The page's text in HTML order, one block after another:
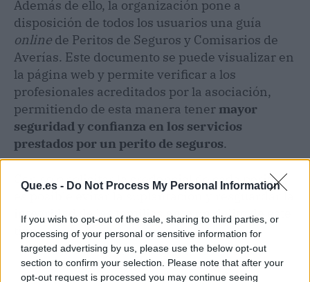
Que.es - Do Not Process My Personal Information
If you wish to opt-out of the sale, sharing to third parties, or
processing of your personal or sensitive information for
targeted advertising by us, please use the below opt-out
section to confirm your selection. Please note that after your
opt-out request is processed you may continue seeing
Además de ello, la organización pone a
disposición de todos los usuarios una guía
online de Peritos de Seguros y Comisarios de
Averías. Este documento se puede visualizar en
la página web y permite verificar a los
profesionales acreditados por la asociación,
permitiendo de esta manera tener mayor
seguridad y confianza en los servicios
prestados por un perito de seguros.
Con solo solicitar la credencial de cada perito,
es posible evitar la suplantación y resguardar la
integridad de las familias ante un delito de este
tipo.